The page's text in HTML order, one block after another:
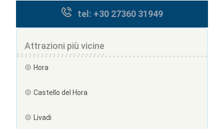
tel: +30 27360 31949
Attrazioni più vicine
Hora
Castello del Hora
Livadi